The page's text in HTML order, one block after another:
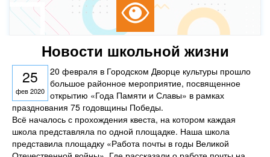
Новости школьной жизни
25
фев 2020
20 февраля в Городском Дворце культуры прошло
большое районное мероприятие, посвященное
открытию «Года Памяти и Славы» в рамках
празднования 75 годовщины Победы.
Всё началось с прохождения квеста, на котором каждая
школа представляла по одной площадке. Наша школа
представила площадку «Работа почты в годы Великой